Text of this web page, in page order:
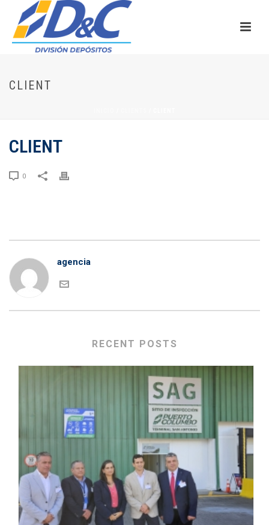
CLIENT
CLIENT
0
agencia
RECENT POSTS